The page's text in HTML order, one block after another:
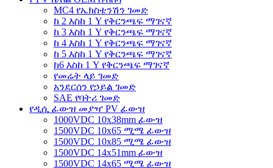
MC4 የኤክስቴንሽን ገመድ
ከ 2 እስከ 1 Y የቅርንጫፍ ማገናኛ
ከ 3 እስከ 1 Y የቅርንጫፍ ማገናኛ
ከ 4 እስከ 1 Y የቅርንጫፍ ማገናኛ
ከ 5 እስከ 1 Y የቅርንጫፍ ማገናኛ
ከ6 እስከ 1 Y የቅርንጫፍ ማገናኛ
የመሬት ላይ ገመድ
አንደርሰን የኃይል ገመድ
SAE የባትሪ ገመድ
የዲሲ ፊውዝ መያዣ PV ፊውዝ
1000VDC 10x38mm ፊውዝ
1500VDC 10x65 ሚሜ ፊውዝ
1500VDC 10x85 ሚሜ ፊውዝ
1500VDC 14x51mm ፊውዝ
1500VDC 14x65 ሚሜ ፊውዝ